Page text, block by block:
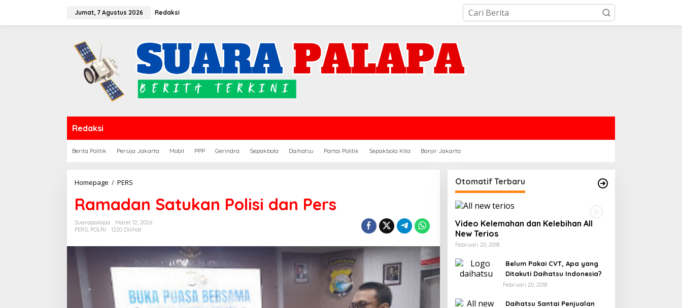
konten
Jumat, 7 Agustus 2026 Redaksi
Redaksi
Berita Politik Persija Jakarta Mobil PPP Gerindra Sepakbola Daihatsu Partai Politik Sepakbola Kita Banjir Jakarta
Homepage / PERS
Polisi
dan
Pers
Ramadan Satukan Polisi dan Pers
Suarapalapa
Maret 12, 2026
PERS, POLRI 1220 Dilihat
Otomatif Terbaru
Video Kelemahan dan Kelebihan All
New Terios
Februari 20, 2018
Belum Pakai CVT, Apa yang
Ditakuti Daihatsu Indonesia?
Februari 20, 2018
Daihatsu Santai Penjualan